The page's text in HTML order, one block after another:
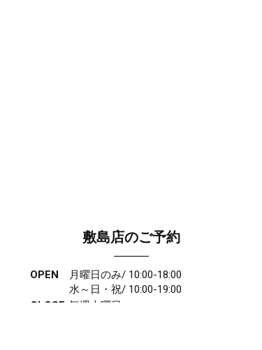
敷島店のご予約
OPEN
月曜日のみ/ 10:00-18:00
水～日・祝/ 10:00-19:00
CLOSE 毎週火曜日